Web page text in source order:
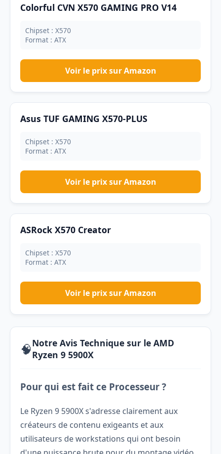
Colorful CVN X570 GAMING PRO V14
Chipset : X570
Format : ATX
Voir le prix sur Amazon
Asus TUF GAMING X570-PLUS
Chipset : X570
Format : ATX
Voir le prix sur Amazon
ASRock X570 Creator
Chipset : X570
Format : ATX
Voir le prix sur Amazon
🧠Notre Avis Technique sur le AMD
Ryzen 9 5900X
Pour qui est fait ce Processeur ?
Le Ryzen 9 5900X s'adresse clairement aux
créateurs de contenu exigeants et aux
utilisateurs de workstations qui ont besoin